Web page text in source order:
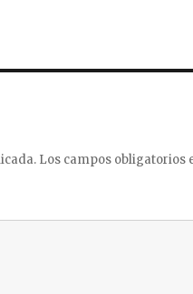
Los campos obligatorios